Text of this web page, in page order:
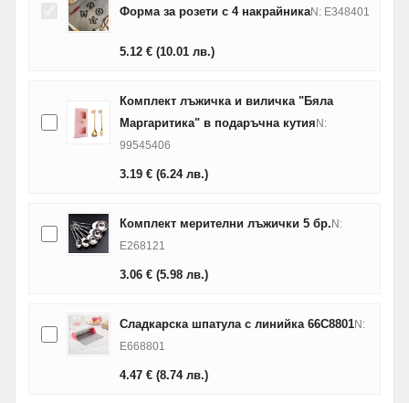
Форма за розети с 4 накрайникаN: E348401
5.12 € (10.01 лв.)
Комплект лъжичка и виличка "Бяла
Маргаритика" в подаръчна кутияN:
99545406
3.19 € (6.24 лв.)
Комплект мерителни лъжички 5 бр.N:
E268121
3.06 € (5.98 лв.)
Сладкарска шпатула с линийка 66C8801N:
E668801
4.47 € (8.74 лв.)